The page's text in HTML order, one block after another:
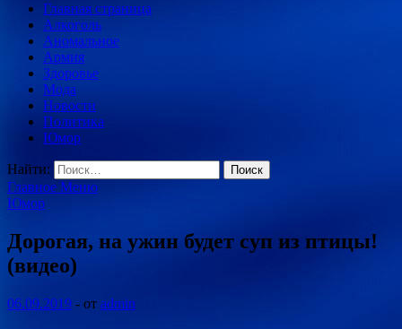
Главная страница
Алкоголь
Аномальное
Армия
Здоровье
Мода
Новости
Политика
Юмор
Найти:
Главное Меню
Юмор
Дорогая, на ужин будет суп из птицы!
(видео)
06.09.2019 - от admin